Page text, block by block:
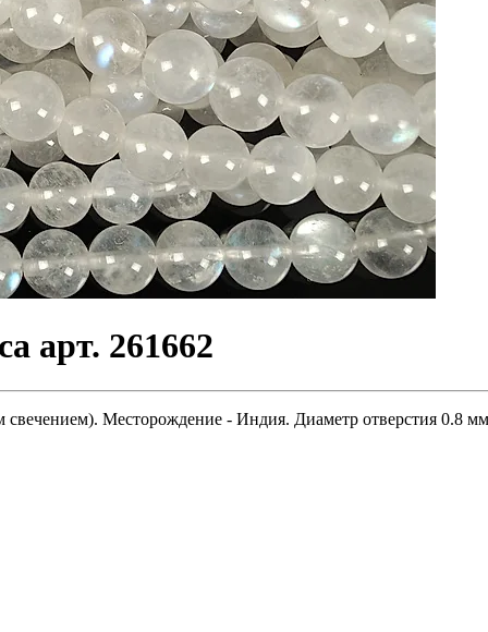
арт. 261662
Месторождение - Индия. Диаметр отверстия 0.8